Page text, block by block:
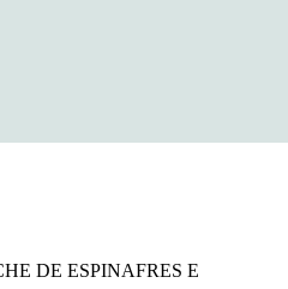
DE ESPINAFRES E